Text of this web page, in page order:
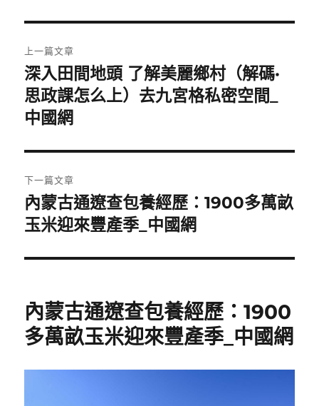
章
導
覽
上一篇文章
上
一
篇
章:
深入田間地頭 了解美麗鄉村（解碼·
思政課怎么上）去九宮格私密空間_
中國網
下一篇文章
下
一
文
內蒙古通遼查包養經歷：1900多萬畝
玉米迎來豐產季_中國網
內蒙古通遼查包養經歷：1900
多萬畝玉米迎來豐產季_中國網